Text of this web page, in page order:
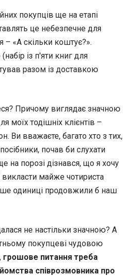
покупців ще на етапі
це небезпечне для
– «А скільки коштує?».
із п'яти книг для
разом із доставкою
Причому виглядає значною
моїх тодішніх клієнтів –
Ви вважаєте, багато хто з тих,
почав би слухати
порозі дізнався, що я хочу
викласти майже чотириста
одиниці продовжили б наш
не настільки значною? А
покупцеві чудовою
грошове питання треба
співрозмовника про